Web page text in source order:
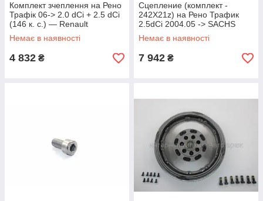
Комплект зчеплення на Рено
Трафік 06-> 2.0 dCi + 2.5 dCi
(146 к. с.) — Renault
(оригінал) - 7711497160
Немає в наявності
4 832 ₴
Сцепление (комплект -
242X21z) на Рено Трафик
2.5dCi 2004.05 -> SACHS
(Германия) 3000951380
Немає в наявності
7 942 ₴